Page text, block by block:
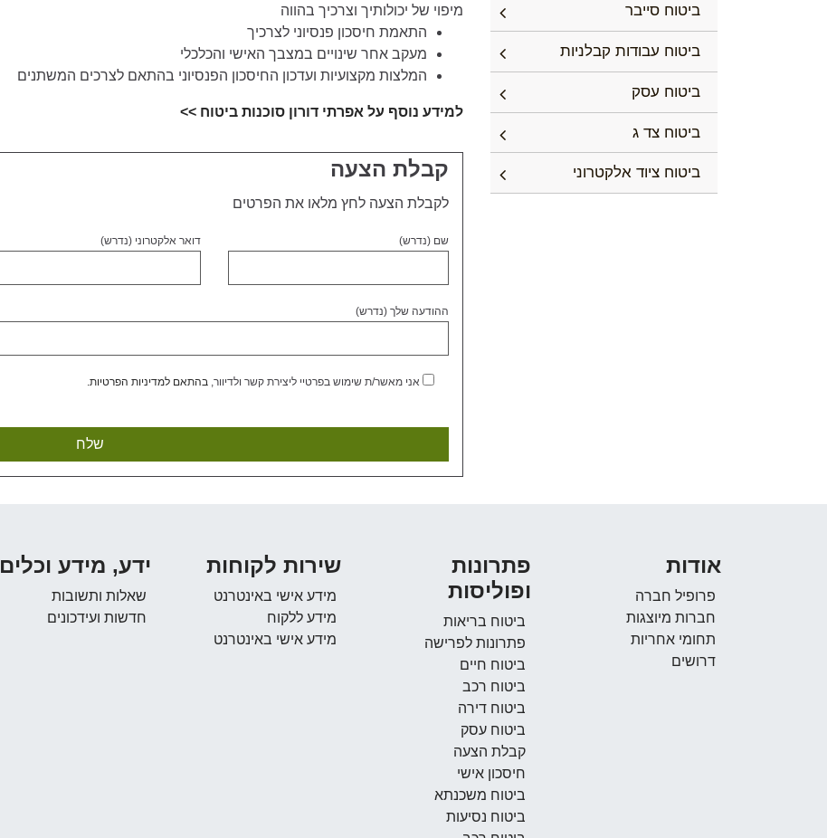
ביטוח סייבר
ביטוח עבודות קבלניות
ביטוח עסק
ביטוח צד ג
ביטוח ציוד אלקטרוני
מיפוי של יכולותיך וצרכיך בהווה
התאמת חיסכון פנסיוני לצרכיך
מעקב אחר שינויים במצבך האישי והכלכלי
המלצות מקצועיות ועדכון החיסכון הפנסיוני בהתאם לצרכים המשתנים
למידע נוסף על אפרתי דורון סוכנות ביטוח >>
קבלת הצעה
לקבלת הצעה לחץ מלאו את הפרטים
שם (נדרש) דואר אלקטרוני (נדרש)
ההודעה שלך (נדרש)
אני מאשר/ת שימוש בפרטיי ליצירת קשר ולדיוור, בהתאם למדיניות הפרטיות.
אודות
פרופיל חברה
חברות מיוצגות
תחומי אחריות
דרושים
פתרונות
ופוליסות
ביטוח בריאות
פתרונות לפרישה
ביטוח חיים
ביטוח רכב
ביטוח דירה
ביטוח עסק
קבלת הצעה
חיסכון אישי
ביטוח משכנתא
ביטוח נסיעות
שירות לקוחות
מידע אישי באינטרנט
מידע ללקוח
מידע אישי באינטרנט
ידע, מידע וכלים
שאלות ותשובות
חדשות ועידכונים